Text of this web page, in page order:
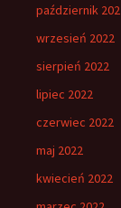
październik
wrzesień 2022
sierpień 2022
lipiec 2022
czerwiec 2022
maj 2022
kwiecień 2022